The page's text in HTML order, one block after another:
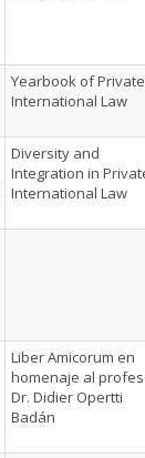
Yearbook of Private
International Law
Diversity and
Integration in
International Law
Liber Amicorum en
homenaje al
Dr. Didier Opertti
Badán